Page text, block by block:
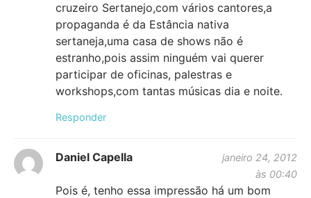
cruzeiro Sertanejo,com vários cantores,a
propaganda é da Estância nativa
sertaneja,uma casa de shows não é
estranho,pois assim ninguém vai querer
participar de oficinas, palestras e
workshops,com tantas músicas dia e noite.
Responder
Daniel Capella
janeiro 24, 2012
às 00:40
Pois é, tenho essa impressão há um bom